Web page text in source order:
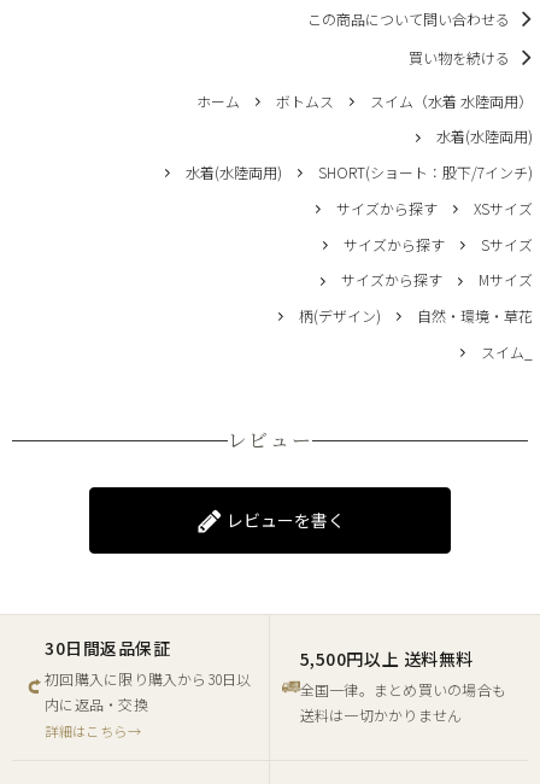
この商品について問い合わせる
買い物を続ける
ホーム ボトムス
スイム（水着 水陸両用）
水着(水陸両用)
水着(水陸両用)
SHORT(ショート：股下/7インチ)
サイズから探す
XSサイズ
サイズから探す
Sサイズ
サイズから探す
Mサイズ
柄(デザイン)
自然・環境・草花
スイム_
レビュー
レビューを書く
30日間返品保証
初回購入に限り購入から30日以
内に返品・交換
詳細はこちら→
5,500円以上 送料無料
全国一律。まとめ買いの場合も
送料は一切かかりません